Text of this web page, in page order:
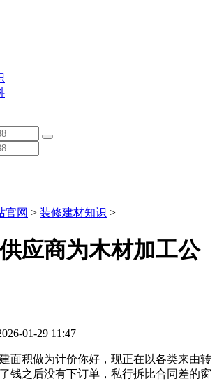
官网 > 装修建材知识 >
应商为木材加工公
01-29 11:47
积做为计价你好，现正在以各类来由转
钱之后没有下订单，私行拆比合同差的窗